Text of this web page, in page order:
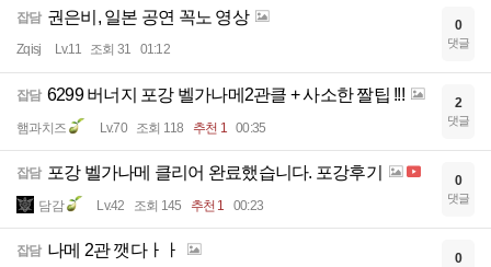
잡담 권은비, 일본 공연 꼭노 영상
Zqisj Lv.11 조회 31 01:12
0
댓글
잡담 6299 버너지 포강 벨가나메2관클 + 사소한 짤팁 !!!
햄과치즈 Lv.70 조회 118 추천 1 00:35
2
댓글
잡담 포강 벨가나메 클리어 완료했습니다. 포강후기
담감 Lv.42 조회 145 추천 1 00:23
0
댓글
잡담 나메 2관 깻다ㅏㅏ 0